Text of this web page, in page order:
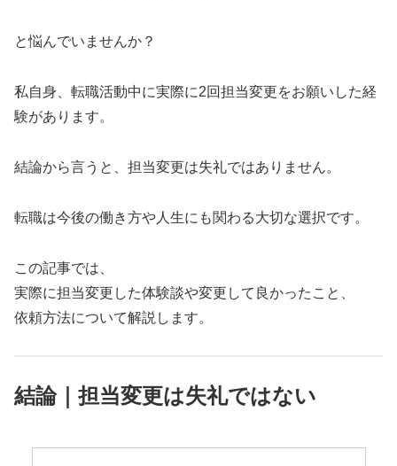
と悩んでいませんか？
私自身、転職活動中に実際に2回担当変更をお願いした経
験があります。
結論から言うと、担当変更は失礼ではありません。
転職は今後の働き方や人生にも関わる大切な選択です。
この記事では、
実際に担当変更した体験談や変更して良かったこと、
依頼方法について解説します。
結論｜担当変更は失礼ではない